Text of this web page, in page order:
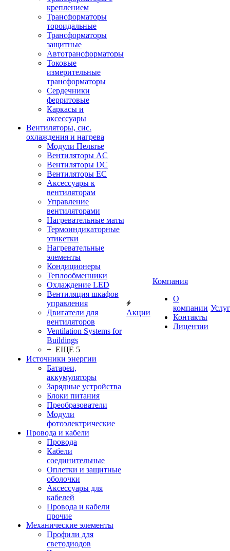
креплением
Трансформаторы
тороидальные
Трансформаторы
защитные
Автотрансформаторы
Токовые
измерительные
трансформаторы
Сердечники
ферритовые
Каркасы и
аксессуары
Вентиляторы, сис.
охлаждения и нагрева
Модули Пельтье
Вентиляторы AC
Вентиляторы DC
Вентиляторы EC
Аксессуары к
вентиляторам
Управление
вентиляторами
Нагревательные маты
Термоиндикаторные
этикетки
Нагревательные
элементы
Кондиционеры
Теплообменники
Охлаждение LED
Вентиляция шкафов
управления
Двигатели для
вентиляторов
Ventilation Systems for
Buildings
+ ЕЩЕ 5
Источники энергии
Батареи,
аккумуляторы
Зарядные устройства
Блоки питания
Преобразователи
Модули
фотоэлектрические
Провода и кабели
Провода
Кабели
соединительные
Оплетки и защитные
оболочки
Аксессуары для
кабелей
Провода и кабели
прочие
Механические элементы
Профили для
светодиодов
Акции
Компания
О
компании
Контакты
Лицензии